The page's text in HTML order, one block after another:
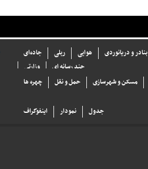
جاده‌ای ریلی هوایی بنادر و دریانوردی
وزارتی
چند رسانه ای
چهره ها حمل و نقل مسکن و شهرسازی
اینفوگراف نمودار جدول